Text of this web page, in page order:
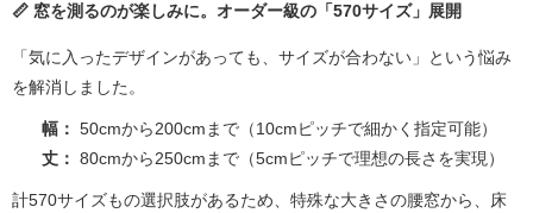
📏 窓を測るのが楽しみに。オーダー級の「570サイズ」展開
「気に入ったデザインがあっても、サイズが合わない」という悩み
を解消しました。
幅： 50cmから200cmまで（10cmピッチで細かく指定可能）
丈： 80cmから250cmまで（5cmピッチで理想の長さを実現）
計570サイズもの選択肢があるため、特殊な大きさの腰窓から、床